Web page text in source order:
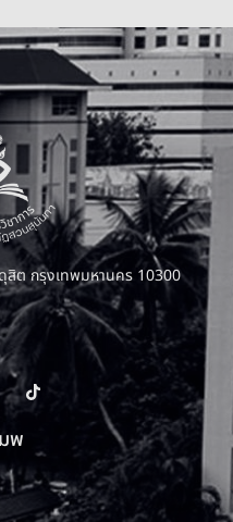
ต กรุงเทพมหานคร 10300
พ